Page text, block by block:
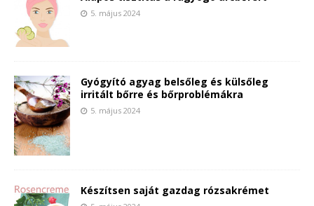
5. május 2024
Gyógyító agyag belsőleg és külsőleg
irritált bőrre és bőrproblémákra
5. május 2024
Készítsen saját gazdag rózsakrémet